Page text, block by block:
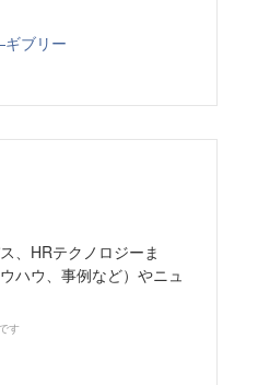
ブリー
、HRテクノロジーま
ハウ、事例など）やニュ
す